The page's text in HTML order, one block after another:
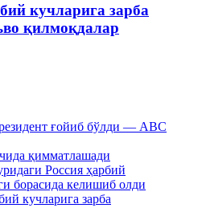
кучларига зарба
қилмоқдалар
ғойиб бўлди — ABC
қимматлашади
Россия ҳарбий
борасида келишиб олди
кучларига зарба